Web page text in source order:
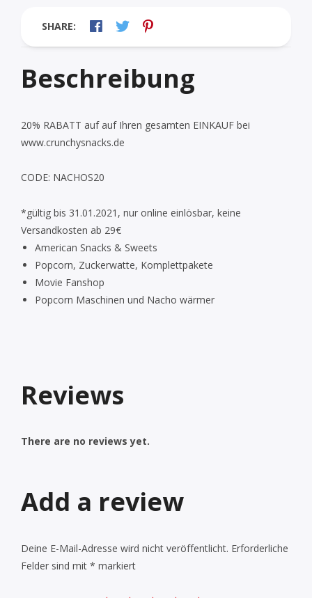
SHARE:
Beschreibung
20% RABATT auf auf Ihren gesamten EINKAUF bei
www.crunchysnacks.de
CODE: NACHOS20
*gültig bis 31.01.2021, nur online einlösbar, keine
Versandkosten ab 29€
American Snacks & Sweets
Popcorn, Zuckerwatte, Komplettpakete
Movie Fanshop
Popcorn Maschinen und Nacho wärmer
Reviews
There are no reviews yet.
Add a review
Deine E-Mail-Adresse wird nicht veröffentlicht. Erforderliche
Felder sind mit * markiert